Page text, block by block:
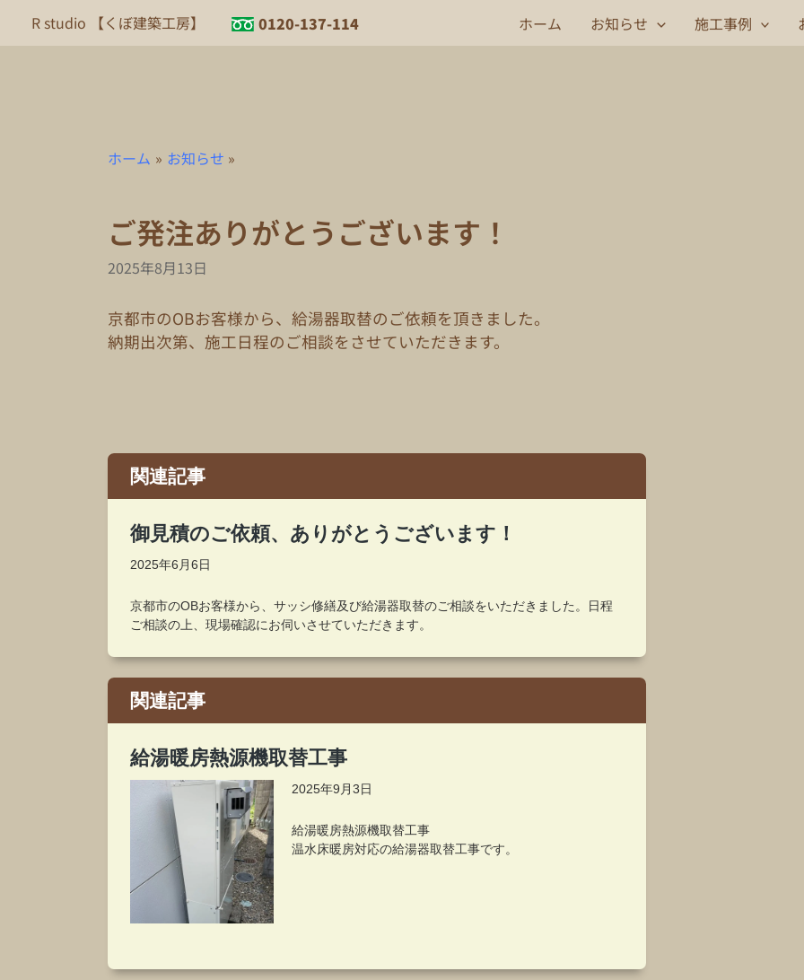
R studio 【くぼ建築工房】 0120-137-114 ホーム お知らせ 施工事例
ホーム お知らせ
ご発注ありがとうございます！
2025年8月13日
京都市のOBお客様から、給湯器取替のご依頼を頂きました。
納期出次第、施工日程のご相談をさせていただきます。